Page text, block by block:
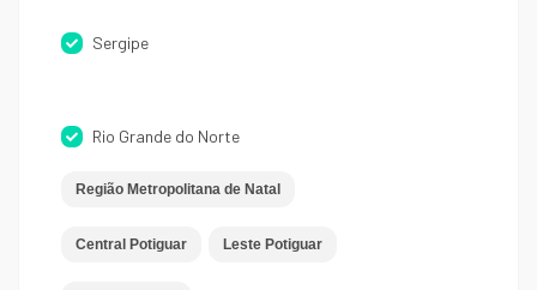
Sergipe
Rio Grande do Norte
Região Metropolitana de Natal
Central Potiguar Leste Potiguar